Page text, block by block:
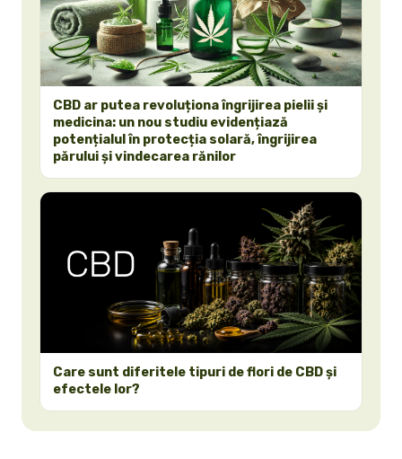
CBD ar putea revoluționa îngrijirea pielii și
medicina: un nou studiu evidențiază
potențialul în protecția solară, îngrijirea
părului și vindecarea rănilor
Care sunt diferitele tipuri de flori de CBD și
efectele lor?